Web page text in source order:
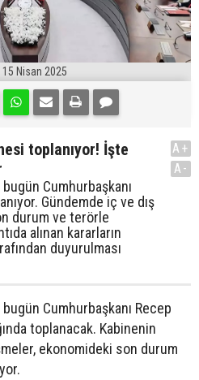
15 Nisan 2025
toplanıyor! İşte
Cumhurbaşkanı
Gündemde iç ve dış
durum ve terörle
alınan kararların
duyurulması
A+
A-
Cumhurbaşkanı Recep
toplanacak. Kabinenin
ekonomideki son durum